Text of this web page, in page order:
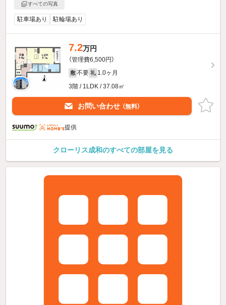
すべての写真
駐車場あり 駐輪場あり
7.2万円
（管理費6,500円）
敷 不要 礼 1.0ヶ月
3階 / 1LDK / 37.08㎡
お問い合わせ （無料）
提供
クローリス成和のすべての部屋を見る